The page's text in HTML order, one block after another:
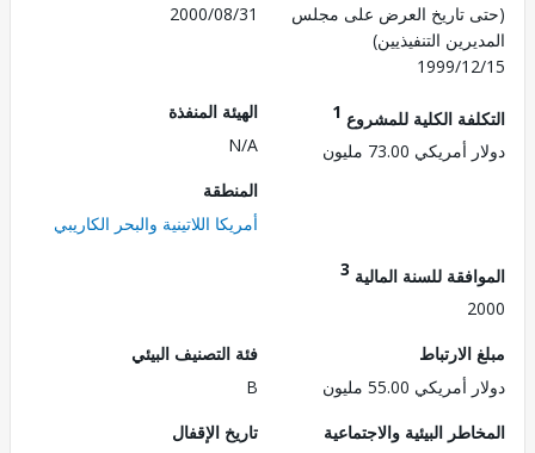
تاريخ العرض على مجلس
التنفيذيين)
1999/
2000/08/31
الكلية للمشروع1
73.00 مليون
الهيئة المنفذة
أمريكا اللاتينية والبحر الكاريبي
للسنة المالية3
55.00 مليون
فئة التصنيف البيئي
البيئية والاجتماعية
تاريخ الإقفال